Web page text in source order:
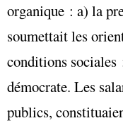
organique : a) la
soumettait les
conditions sociales
démocrate. Les
publics,